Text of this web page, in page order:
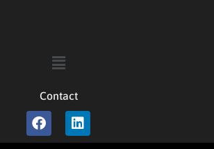
Contact